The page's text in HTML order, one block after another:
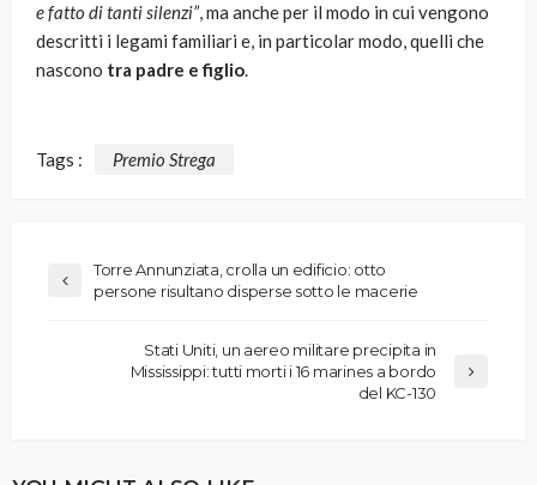
e fatto di tanti silenzi”, ma anche per il modo in cui vengono
descritti i legami familiari e, in particolar modo, quelli che
nascono tra padre e figlio.
Tags : Premio Strega
Torre Annunziata, crolla un edificio: otto
persone risultano disperse sotto le macerie
Stati Uniti, un aereo militare precipita in
Mississippi: tutti morti i 16 marines a bordo
del KC-130